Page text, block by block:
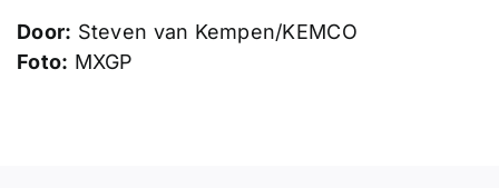
Door: Steven van Kempen/KEMCO
Foto: MXGP